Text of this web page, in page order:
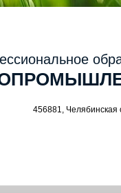
456881, Челябинская